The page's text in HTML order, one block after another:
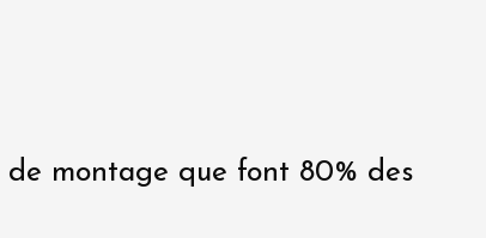
de montage que font 80% des